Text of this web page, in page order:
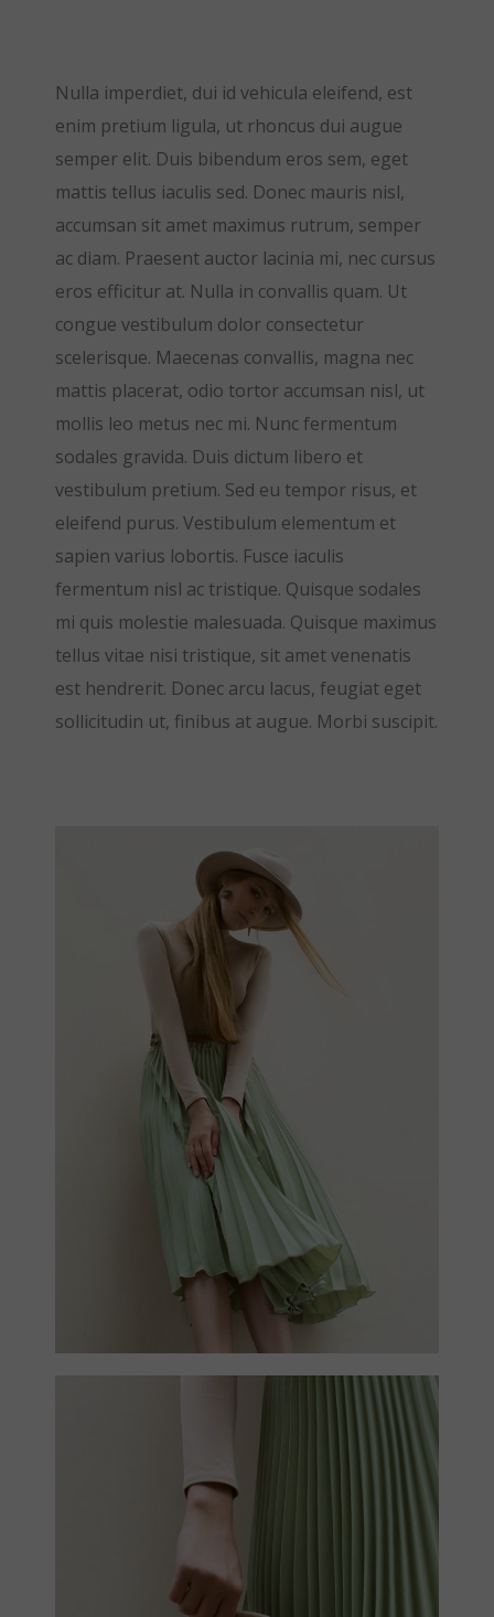
Nulla imperdiet, dui id vehicula eleifend, est
enim pretium ligula, ut rhoncus dui augue
semper elit. Duis bibendum eros sem, eget
mattis tellus iaculis sed. Donec mauris nisl,
accumsan sit amet maximus rutrum, semper
ac diam. Praesent auctor lacinia mi, nec cursus
eros efficitur at. Nulla in convallis quam. Ut
congue vestibulum dolor consectetur
scelerisque. Maecenas convallis, magna nec
mattis placerat, odio tortor accumsan nisl, ut
mollis leo metus nec mi. Nunc fermentum
sodales gravida. Duis dictum libero et
vestibulum pretium. Sed eu tempor risus, et
eleifend purus. Vestibulum elementum et
sapien varius lobortis. Fusce iaculis
fermentum nisl ac tristique. Quisque sodales
mi quis molestie malesuada. Quisque maximus
tellus vitae nisi tristique, sit amet venenatis
est hendrerit. Donec arcu lacus, feugiat eget
sollicitudin ut, finibus at augue. Morbi suscipit.